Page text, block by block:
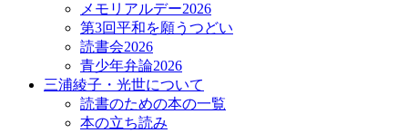
メモリアルデー2026
第3回平和を願うつどい
読書会2026
青少年弁論2026
三浦綾子・光世について
読書のための本の一覧
本の立ち読み